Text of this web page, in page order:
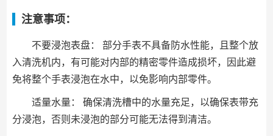
注意事项：
不要浸泡表盘： 部分手表不具备防水性能，且整个放
入清洗机内，有可能对内部的精密零件造成损坏，因此避
免将整个手表浸泡在水中，以免影响内部零件。
适量水量： 确保清洗槽中的水量充足，以确保表带充
分浸泡，否则未浸泡的部分可能无法得到清洁。